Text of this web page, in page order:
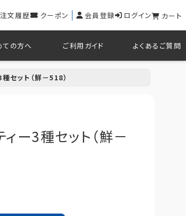
注文履歴 クーポン 会員登録 ログイン カート
ての方へ ご利用ガイド よくあるご質問
セット（鮮－518）
ー3種セット（鮮－